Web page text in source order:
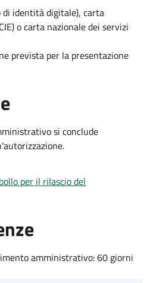
di identità digitale), carta
o carta nazionale dei servizi
prevista per la presentazione
si conclude
per il rilascio del
amministrativo: 60 giorni